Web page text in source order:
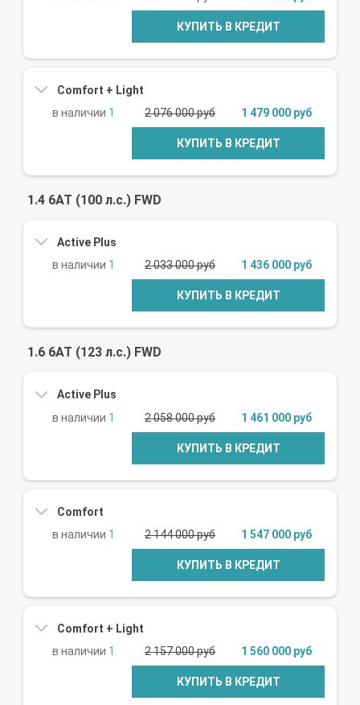
КУПИТЬ В КРЕДИТ
Comfort + Light
1
2 076 000 руб 1 479 000 руб
КУПИТЬ В КРЕДИТ
1.4 6AT (100 л.с.) FWD
Active Plus
1
2 033 000 руб 1 436 000 руб
КУПИТЬ В КРЕДИТ
1.6 6AT (123 л.с.) FWD
Active Plus
1
2 058 000 руб 1 461 000 руб
КУПИТЬ В КРЕДИТ
Comfort
1
2 144 000 руб 1 547 000 руб
КУПИТЬ В КРЕДИТ
Comfort + Light
1
2 157 000 руб 1 560 000 руб
КУПИТЬ В КРЕДИТ